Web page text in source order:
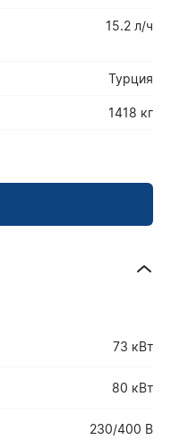
15.2 л/ч
Турция
1418 кг
73 кВт
80 кВт
230/400 В